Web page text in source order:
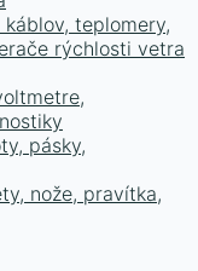
teplomery,
rýchlosti vetra
pásky,
nože, pravítka,